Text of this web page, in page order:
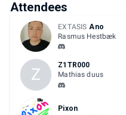
Attendees
EXTASIS Ano
Rasmus Hestbæk
Z
Z1TR000
Mathias duus
Pixon